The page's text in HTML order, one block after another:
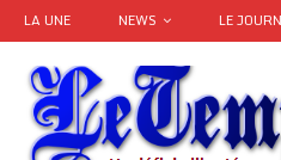
LA UNE NEWS LE